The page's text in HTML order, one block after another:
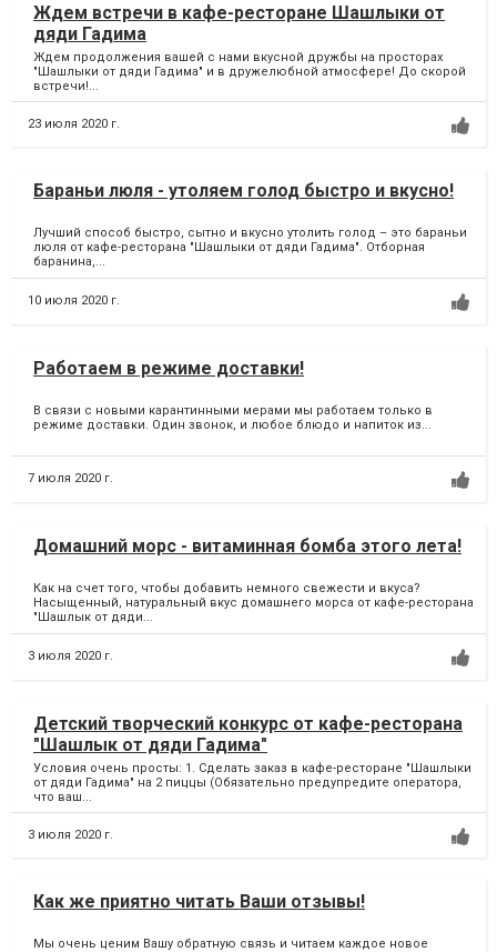
Ждем встречи в кафе-ресторане Шашлыки от
дяди Гадима
Ждем продолжения вашей с нами вкусной дружбы на просторах
"Шашлыки от дяди Гадима" и в дружелюбной атмосфере! До скорой
встречи!...
23 июля 2020 г.
Бараньи люля - утоляем голод быстро и вкусно!
Лучший способ быстро, сытно и вкусно утолить голод – это бараньи
люля от кафе-ресторана "Шашлыки от дяди Гадима". Отборная
баранина,...
10 июля 2020 г.
Работаем в режиме доставки!
В связи с новыми карантинными мерами мы работаем только в
режиме доставки. Один звонок, и любое блюдо и напиток из...
7 июля 2020 г.
Домашний морс - витаминная бомба этого лета!
Как на счет того, чтобы добавить немного свежести и вкуса?
Насыщенный, натуральный вкус домашнего морса от кафе-ресторана
"Шашлык от дяди...
3 июля 2020 г.
Детский творческий конкурс от кафе-ресторана
"Шашлык от дяди Гадима"
Условия очень просты: 1. Сделать заказ в кафе-ресторане "Шашлыки
от дяди Гадима" на 2 пиццы (Обязательно предупредите оператора,
что ваш...
3 июля 2020 г.
Как же приятно читать Ваши отзывы!
Мы очень ценим Вашу обратную связь и читаем каждое новое